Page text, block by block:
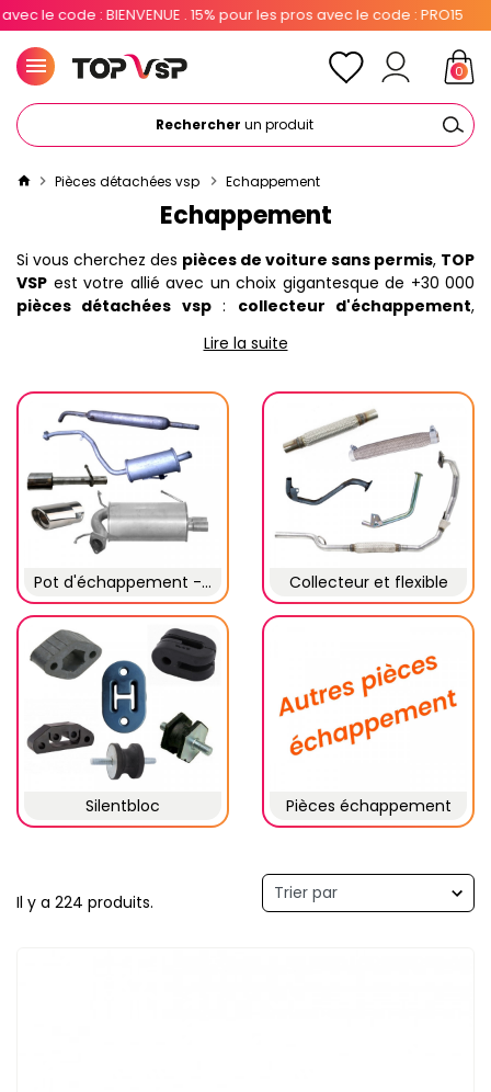
. 15% pour les pros avec le code : PRO15
Rechercher un produit
0
Pièces détachées vsp Echappement
Echappement
Si vous cherchez des pièces de voiture sans permis, TOP
VSP est votre allié avec un choix gigantesque de +30 000
pièces détachées vsp: collecteur d'échappement,
pièces. Livraison rapide pour les particuliers et
Monde.
Lire la suite
Pot d'échappement -... Collecteur et flexible
Silentbloc Pièces échappement
Il y a 224 produits.